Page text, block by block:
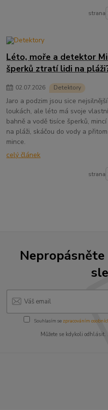
strana
Léto, moře a detektor
šperků ztratí lidi na
02.07.2026 Detektory
Jaro a podzim jsou sice
loukách, ale léto má svoje
bahně a vodě tisíce šperků,
na pláži, skáčou do vody a
mince.
celý článek
strana
Nepropásněte
Souhlasím se zpracováním
Můžete se kdykoli